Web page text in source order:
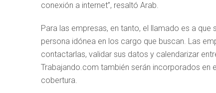
conexión a internet”, resaltó Arab.
Para las empresas, en tanto, el llamado es a
persona idónea en los cargo que buscan. Las
contactarlas, validar sus datos y calendarizar
Trabajando.com también serán incorporados en
cobertura.